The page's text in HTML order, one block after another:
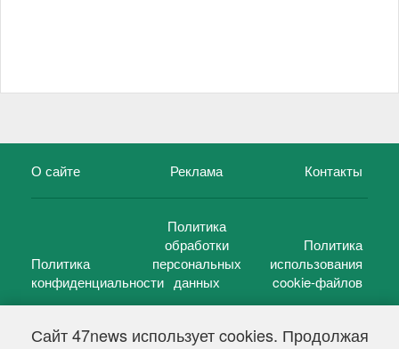
Сайт 47news использует cookies. Продолжая
О сайте Реклама Контакты
Политика
конфиденциальности
Политика
обработки
персональных
данных
Политика
использования
cookie-файлов